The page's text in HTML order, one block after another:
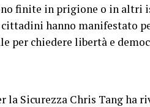
finite in prigione o in
hanno manifestato
per chiedere libertà e
Sicurezza Chris Tang ha